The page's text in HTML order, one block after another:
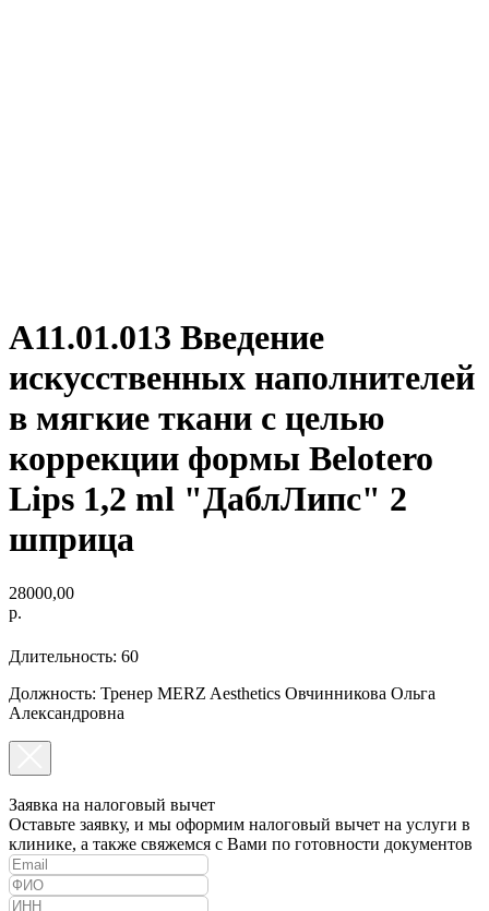
А11.01.013 Введение
искусственных наполнителей
в мягкие ткани с целью
коррекции формы Belotero
Lips 1,2 ml "ДаблЛипс" 2
шприца
28000,00
р.
Длительность: 60
Должность: Тренер MERZ Aesthetics Овчинникова Ольга
Александровна
Заявка на налоговый вычет
Оставьте заявку, и мы оформим налоговый вычет на услуги в
клинике, а также свяжемся с Вами по готовности документов